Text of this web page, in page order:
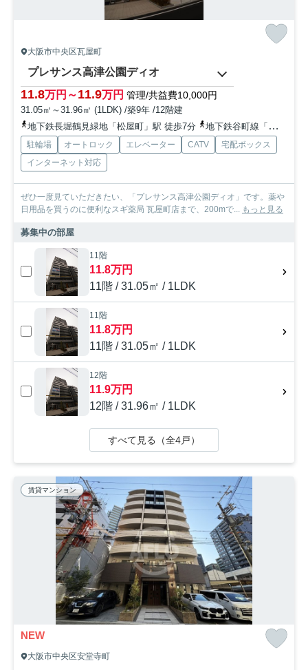
大阪市中央区瓦屋町
プレサンス高津公園ディオ
11.8万円～11.9万円 管理/共益費10,000円
31.05㎡～31.96㎡ (1LDK) /築9年 /12階建
地下鉄長堀鶴見緑地「松屋町」駅 徒歩7分
地下鉄谷町線「谷町六丁目」駅 徒歩10分
駐輪場 オートロック エレベーター CATV
宅配ボックス
インターネット対応
ぜひ一度見ていただきたい、「プレサンス高津公園ディオ」です。薬や
日用品を買うのに便利なスギ薬局 瓦屋町店まで、200mで... もっと見る
募集中の部屋
11階
11.8万円
11階 / 31.05㎡ / 1LDK
11階
11.8万円
11階 / 31.05㎡ / 1LDK
12階
11.9万円
12階 / 31.96㎡ / 1LDK
すべて見る（全4戸）
賃貸マンション
NEW
大阪市中央区安堂寺町